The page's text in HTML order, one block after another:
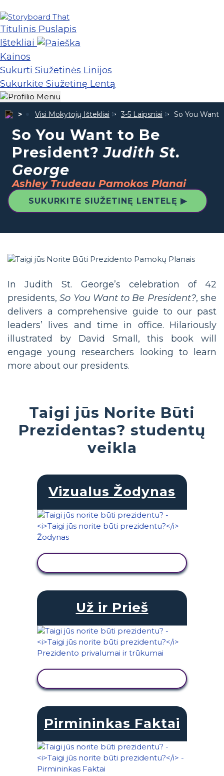
Titulinis Puslapis
Ištekliai
Kainos
Sukurti Siužetinės Linijos
Sukurkite Siužetinę Lentą
Visi Mokytojų Ištekliai 3-5 Laipsniai So You Want
So You Want to Be
President?Judith St.
George
Ashley Trudeau Pamokos Planai
SUKURKITE SIUŽETINĘ LENTELĘ ▶
In Judith St. George’s celebration of 42
presidents,So You Want to Be President?, she
delivers a comprehensive guide to our past
leaders’ lives and time in office. Hilariously
illustrated by David Small, this book will
engage young researchers looking to learn
more about our presidents.
Taigi jūs Norite Būti
Prezidentas? studentų
veikla
Vizualus Žodynas
Už ir Prieš
Pirmininkas Faktai